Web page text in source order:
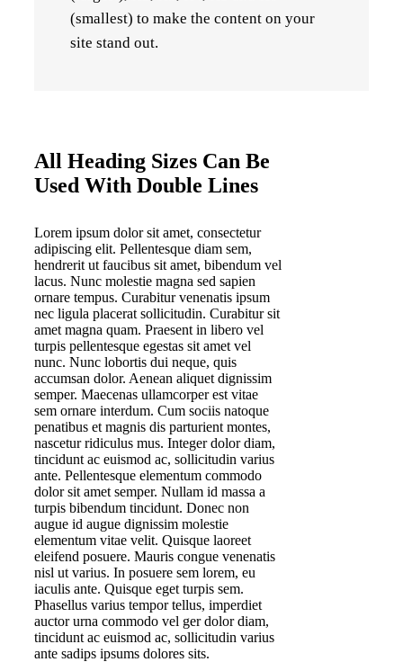
(smallest) to make the content on your
site stand out.
All Heading Sizes Can Be
Used With Double Lines
Lorem ipsum dolor sit amet, consectetur
adipiscing elit. Pellentesque diam sem,
hendrerit ut faucibus sit amet, bibendum vel
lacus. Nunc molestie magna sed sapien
ornare tempus. Curabitur venenatis ipsum
nec ligula placerat sollicitudin. Curabitur sit
amet magna quam. Praesent in libero vel
turpis pellentesque egestas sit amet vel
nunc. Nunc lobortis dui neque, quis
accumsan dolor. Aenean aliquet dignissim
semper. Maecenas ullamcorper est vitae
sem ornare interdum. Cum sociis natoque
penatibus et magnis dis parturient montes,
nascetur ridiculus mus. Integer dolor diam,
tincidunt ac euismod ac, sollicitudin varius
ante. Pellentesque elementum commodo
dolor sit amet semper. Nullam id massa a
turpis bibendum tincidunt. Donec non
augue id augue dignissim molestie
elementum vitae velit. Quisque laoreet
eleifend posuere. Mauris congue venenatis
nisl ut varius. In posuere sem lorem, eu
iaculis ante. Quisque eget turpis sem.
Phasellus varius tempor tellus, imperdiet
auctor urna commodo vel ger dolor diam,
tincidunt ac euismod ac, sollicitudin varius
ante sadips ipsums dolores sits.